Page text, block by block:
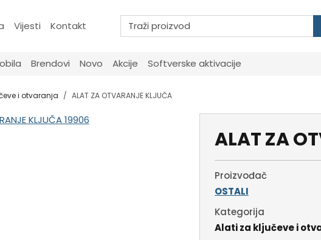
Vijesti Kontakt
Brendovi Novo Akcije Softverske aktivacije
i otvaranja ALAT ZA OTVARANJE KLJUČA
ALAT ZA
Proizvođač
OSTALI
Kategorija
Alati za ključeve i